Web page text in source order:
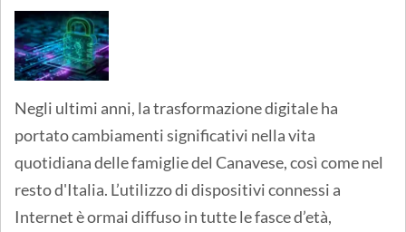
Negli ultimi anni, la trasformazione digitale ha
portato cambiamenti significativi nella vita
quotidiana delle famiglie del Canavese, così come nel
resto d'Italia. L’utilizzo di dispositivi connessi a
Internet è ormai diffuso in tutte le fasce d’età,